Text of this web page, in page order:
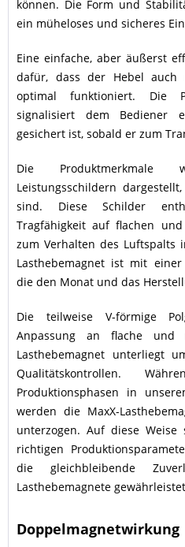
können. Die Form und
ein müheloses und sicheres
Eine einfache, aber äußerst
dafür, dass der Hebel auch
optimal funktioniert. Die
signalisiert dem Bediener
gesichert ist, sobald er zum
Die Produktmerkmale
Leistungsschildern
sind. Diese Schilder
Tragfähigkeit auf flachen
zum Verhalten des Luftspalts
Lasthebemagnet ist mit
die den Monat und das
Die teilweise V-förmige
Anpassung an flache und
Lasthebemagnet unterliegt
Qualitätskontrollen.
Produktionsphasen in
werden die MaxX-
unterzogen. Auf diese
richtigen
die gleichbleibende
Lasthebemagnete
Doppelmagnetwirkung